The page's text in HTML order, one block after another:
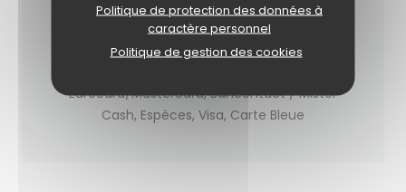
Politique de protection des données à
caractère personnel
Politique de gestion des cookies
MOYENS DE PAIEMENT
Virement bancaire, Maestro, Apple Pay,
Eurocard/Mastercard, Bancontact / Mister
Cash, Espèces, Visa, Carte Bleue